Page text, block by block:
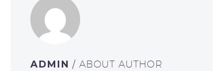
ADMIN / ABOUT AUTHOR